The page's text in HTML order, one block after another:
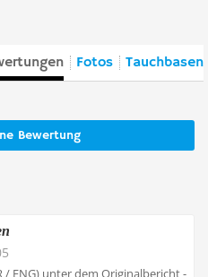
Fotos
Bewertung
/ ENG) unter dem Originalbericht -